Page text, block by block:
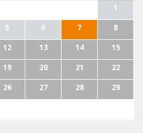
1
5 6 7
8
12 13 14
15
19 20 21
22
26 27 28
29